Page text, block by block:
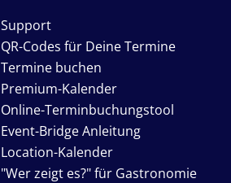
Support
QR-Codes für Deine Termine
Termine buchen
Premium-Kalender
Online-Terminbuchungstool
Event-Bridge Anleitung
Location-Kalender
"Wer zeigt es?" für Gastronomie